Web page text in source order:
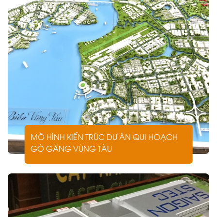
Tại ARCHI-BAO
Tiếp nhận yêu cầu và bản vẽ thiết kế
Đội ngũ kỹ sư của ARCHI-BAO phân tích hồ sơ, xác
định tỷ lệ, vật liệu và thời gian thực hiện.
Lên kế hoạch chi tiết và báo giá minh bạch
Từng hạng mục được lập bảng chi tiết, đảm bảo phù
hợp ngân sách mà vẫn giữ độ chính xác kỹ thuật.
Gia công và lắp ráp mô hình
Sử dụng công nghệ laser cutting và 3D printing hiện
đại, đảm bảo từng chi tiết đạt độ sắc nét cao nhất.
Sơn, trang trí và hoàn thiện
Giai đoạn này thể hiện tay nghề tinh xảo của đội ngũ
kỹ thuật viên. Mỗi tông màu, ánh sáng, mảng xanh
đều được phối hợp hài hòa.
MÔ HÌNH KIẾN TRÚC DỰ ÁN QUI HOẠCH
GÒ GĂNG VŨNG TÀU